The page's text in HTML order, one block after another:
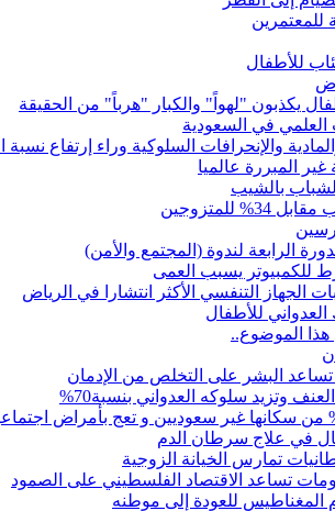
للأطفال
يكذبون "لهواً" والكبار "هرباً" من الحقيقة
العلمي في السعودية
والإنحرافات السلوكية وراء إرتفاع
غير المبررة عالميا
بالشيب
الرابعة لندوة (المجتمع والأمن)
للكمبيوتر يسبب العمى
الجهاز التنفسي الأكثر انتشارا في الرياض
للأطفال
الموضوع..
البشر على التخلص من الإدمان
وتزيد سلوكه العدواني بنسبة70%
في علاج سرطان الدم
تمارس الخيانة الزوجية
تساعد الاقتصاد الفلسطيني على الصمود
المغناطيس للعودة إلى موطنه